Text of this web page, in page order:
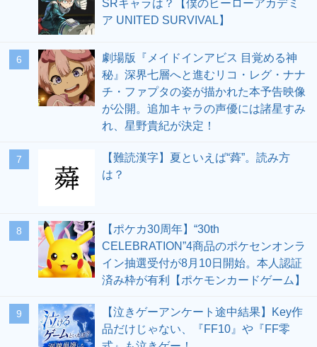
SRキャラは？【僕のヒーローアカデミ
ア UNITED SURVIVAL】
6
劇場版『メイドインアビス 目覚める神
秘』深界七層へと進むリコ・レグ・ナナ
チ・ファプタの姿が描かれた本予告映像
が公開。追加キャラの声優には諸星すみ
れ、星野貴紀が決定！
7
【難読漢字】夏といえば“蕣”。読み方
は？
8
【ポケカ30周年】“30th
CELEBRATION”4商品のポケセンオンラ
イン抽選受付が8月10日開始。本人認証
済み枠が有利【ポケモンカードゲーム】
9
【泣きゲーアンケート途中結果】Key作
品だけじゃない、『FF10』や『FF零